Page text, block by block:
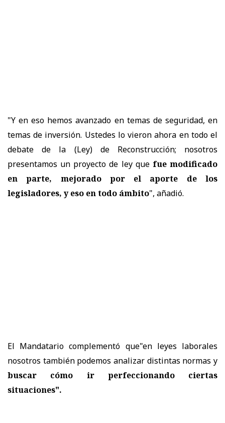
"Y en eso hemos avanzado en temas de seguridad, en
temas de inversión. Ustedes lo vieron ahora en todo el
debate de la (Ley) de Reconstrucción; nosotros
presentamos un proyecto de ley que fue modificado
en parte, mejorado por el aporte de los
legisladores, y eso en todo ámbito", añadió.
El Mandatario complementó que"en leyes laborales
nosotros también podemos analizar distintas normas y
buscar cómo ir perfeccionando ciertas
situaciones".